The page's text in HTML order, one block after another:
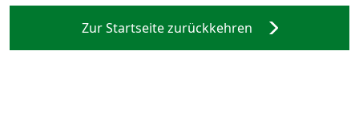
Zur Startseite zurückkehren